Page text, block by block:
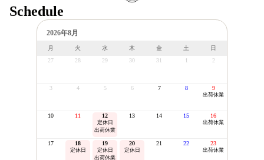
Schedule
2026年8月
月 火 水 木 金 土
日
27
28 29 30 31 1 2
3 4 5 6 7 8 9
出荷休業
10 11 12
定休日
出荷休業
13 14 15 16
出荷休業
17 18
定休日
19
定休日
出荷休業
20
定休日
21 22 23
出荷休業